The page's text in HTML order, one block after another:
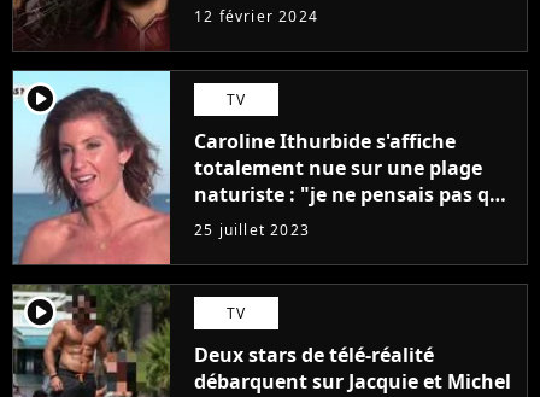
12 février 2024
player2 TV
Caroline Ithurbide s'affiche
totalement nue sur une plage
naturiste : "je ne pensais pas que
j'arriverais à le faire..."
25 juillet 2023
player2 TV
Deux stars de télé-réalité
débarquent sur Jacquie et Michel